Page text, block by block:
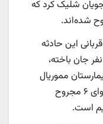
شلیک کرد که
این حادثه
جان باخته،
مموریال
تالاهاسی نیز اعلام کرد که در حال مداوای ۶ مجروح
است.